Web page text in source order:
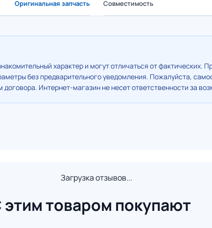
Оригинальная запчасть Совместимость
характер и могут отличаться от фактических.
без предварительного уведомления. Пожалуйста,
Интернет-магазин не несет ответственности за
Загрузка отзывов...
этим товаром покупают